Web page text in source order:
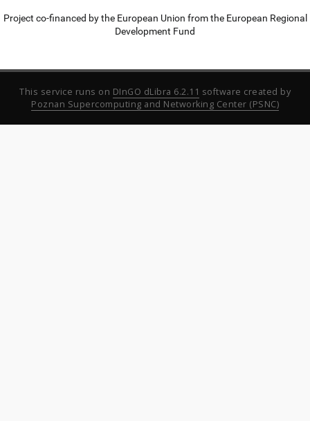
Project co-financed by the European Union from the European Regional
Development Fund
This service runs on DInGO dLibra 6.2.11 software created by
Poznan Supercomputing and Networking Center (PSNC)